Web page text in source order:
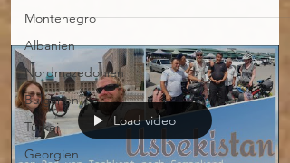
Montenegro
Albanien
Nordmazedonien
Bulgarien
Türkei
Georgien
Load video